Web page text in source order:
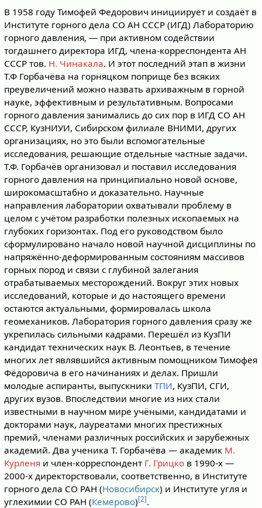
В 1958 году Тимофей Федорович инициирует и создаёт в
Институте горного дела СО АН СССР (ИГД) Лабораторию
горного давления, — при активном содействии
тогдашнего директора ИГД, члена-корреспондента АН
СССР тов. Н. Чинакала. И этот последний этап в жизни
Т.Ф Горбачёва на горняцком поприще без всяких
преувеличений можно назвать архиважным в горной
науке, эффективным и результативным. Вопросами
горного давления занимались до сих пор в ИГД СО АН
СССР, КузНИУИ, Сибирском филиале ВНИМИ, других
организациях, но это были вспомогательные
исследования, решающие отдельные частные задачи.
Т.Ф. Горбачёв организовал и поставил исследования
горного давления на принципиально новой основе,
широкомасштабно и доказательно. Научные
направления лаборатории охватывали проблему в
целом с учётом разработки полезных ископаемых на
глубоких горизонтах. Под его руководством было
сформулировано начало новой научной дисциплины по
напряжённо-деформированным состояниям массивов
горных пород и связи с глубиной залегания
отрабатываемых месторождений. Вокруг этих новых
исследований, которые и до настоящего времени
остаются актуальными, формировалась школа
геомехаников. Лаборатория горного давления сразу же
укрепилась сильными кадрами. Перешёл из КузПИ
кандидат технических наук В. Леонтьев, в течение
многих лет являвшийся активным помощником Тимофея
Фёдоровича в его начинаниях и делах. Пришли
молодые аспиранты, выпускники ТПИ, КузПИ, СГИ,
других вузов. Впоследствии многие из них стали
известными в научном мире учёными, кандидатами и
докторами наук, лауреатами многих престижных
премий, членами различных российских и зарубежных
академий. Два ученика Т. Горбачёва — академик М.
Курленяи член-корреспондент Г. Грицков 1990-х —
2000-х директорствовали, соответственно, в Институте
горного дела СО РАН (Новосибирск) и Институте угля и
углехимии СО РАН (Кемерово)[2].